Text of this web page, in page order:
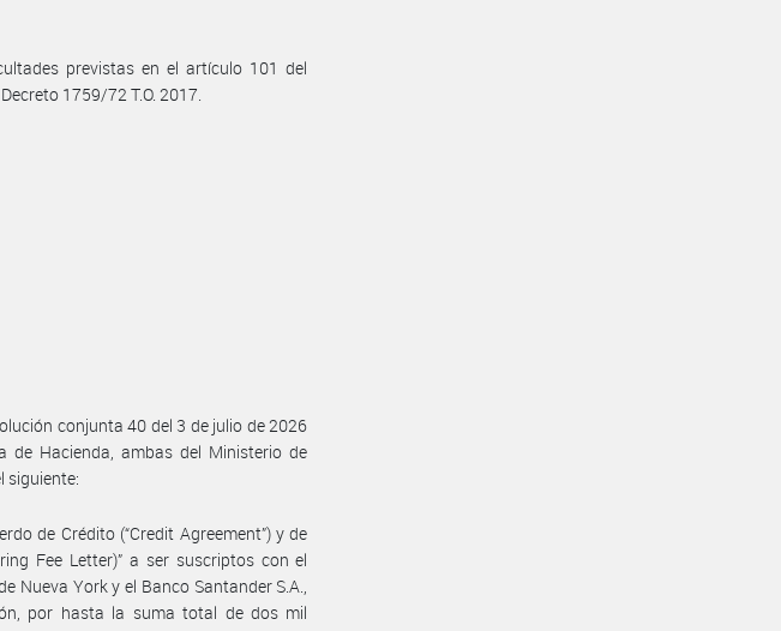
previstas en el artículo 101 del
1759/72 T.O. 2017.
conjunta 40 del 3 de julio de 2026
de Hacienda, ambas del Ministerio de
siguiente:
de Crédito (“Credit Agreement”) y de
Fee Letter)” a ser suscriptos con el
Nueva York y el Banco Santander S.A.,
por hasta la suma total de dos mil